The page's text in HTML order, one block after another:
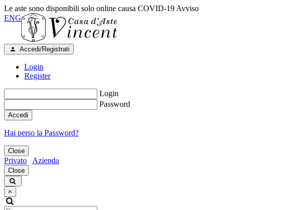
Le aste sono disponibili solo online causa COVID-19 Avviso
ENG
Accedi/Registrati
Login
Register
Login
Password
Accedi
Hai perso la Password?
Close
Privato Azienda
Close
×